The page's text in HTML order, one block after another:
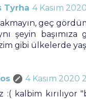
Tyrha 4 Kasım
geç
şeyin
gibi ülkelerde
4 Kasım 2020
:( kalbim